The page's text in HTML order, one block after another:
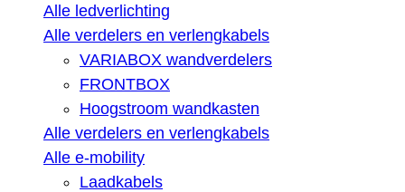
Alle ledverlichting
Alle verdelers en verlengkabels
VARIABOX wandverdelers
FRONTBOX
Hoogstroom wandkasten
Alle verdelers en verlengkabels
Alle e-mobility
Laadkabels